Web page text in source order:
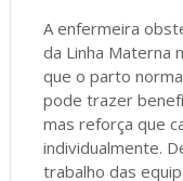
A enfermeira
da Linha Materna
que o parto
pode trazer
mas reforça que
individualmente.
trabalho das